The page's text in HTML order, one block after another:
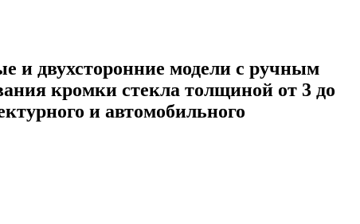
и двухсторонние модели с ручным
кромки стекла толщиной от 3 до
и автомобильного